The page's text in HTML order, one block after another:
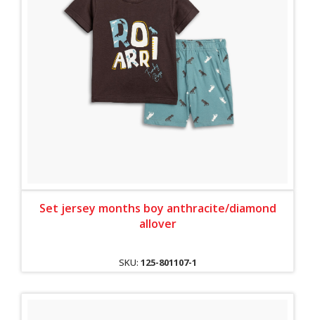
Set jersey months boy anthracite/diamond
allover
SKU: 125-801107-1